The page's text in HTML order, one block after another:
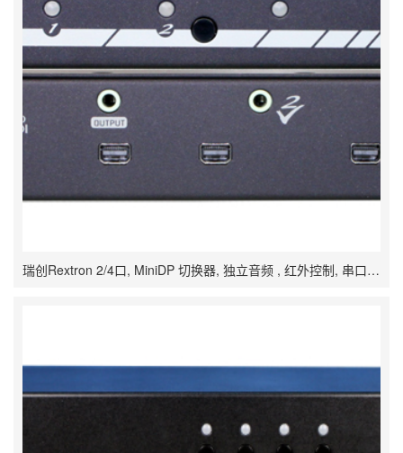
瑞创Rextron 2/4口, MiniDP 切换器, 独立音频 , 红外控制, 串口控制, VSPPA-S201, VSPPA-S401